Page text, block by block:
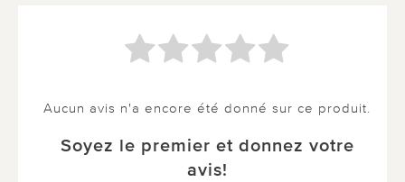
Aucun avis n'a encore été donné sur ce produit.
Soyez le premier et donnez votre
avis!